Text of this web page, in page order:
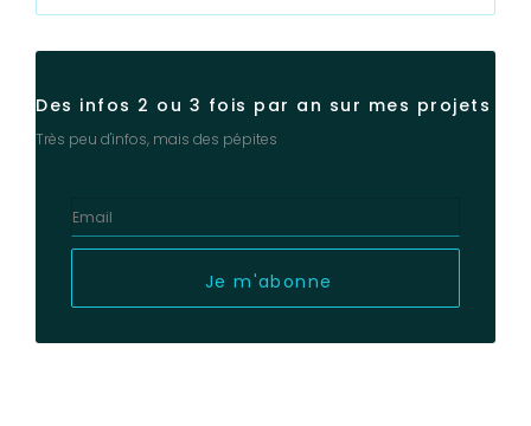
Des infos 2 ou 3 fois par an sur mes projets
Très peu d'infos, mais des pépites
Je m'abonne